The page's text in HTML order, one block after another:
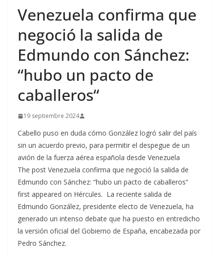
Venezuela confirma que
negoció la salida de
Edmundo con Sánchez:
“hubo un pacto de
caballeros“
19 septiembre 2024
Cabello puso en duda cómo González logró salir del país
sin un acuerdo previo, para permitir el despegue de un
avión de la fuerza aérea española desde Venezuela
The post Venezuela confirma que negoció la salida de
Edmundo con Sánchez: “hubo un pacto de caballeros“
first appeared on Hércules. La reciente salida de
Edmundo González, presidente electo de Venezuela, ha
generado un intenso debate que ha puesto en entredicho
la versión oficial del Gobierno de España, encabezada por
Pedro Sánchez.